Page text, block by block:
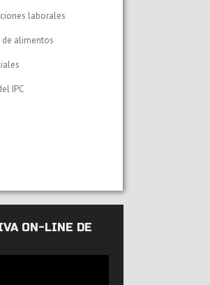
laborales
alimentos
IPC
ON-LINE DE